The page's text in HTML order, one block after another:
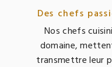
Des chefs
Nos chefs
domaine,
transmettre leur